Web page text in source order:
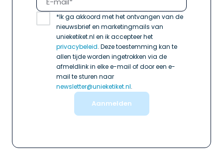
*Ik ga akkoord met het ontvangen van de
nieuwsbrief en marketingmails van
unieketiket.nl en ik accepteer het
privacybeleid. Deze toestemming kan te
allen tijde worden ingetrokken via de
afmeldlink in elke e-mail of door een e-
mail te sturen naar
newsletter@unieketiket.nl.
Aanmelden